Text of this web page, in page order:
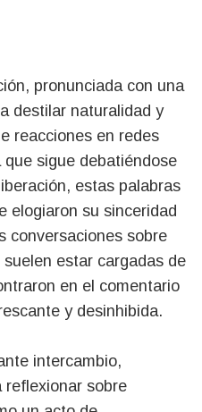
pronunciada con una
destilar naturalidad y
reacciones en redes
sigue debatiéndose
estas palabras
elogiaron su sinceridad
conversaciones sobre
estar cargadas de
en el comentario
y desinhibida.
intercambio,
reflexionar sobre